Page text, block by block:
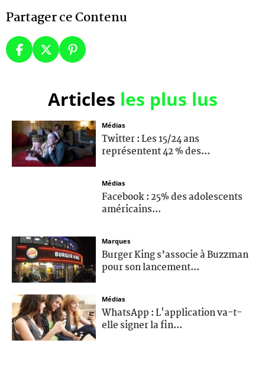
Partager ce Contenu
Articles les plus lus
Médias
Twitter : Les 15/24 ans
représentent 42 % des...
Médias
Facebook : 25% des adolescents
américains...
Marques
Burger King s’associe à Buzzman
pour son lancement...
Médias
WhatsApp : L'application va-t-
elle signer la fin...